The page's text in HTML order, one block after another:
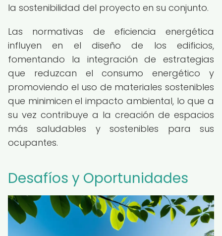
la sostenibilidad del proyecto en su conjunto.
Las normativas de eficiencia energética
influyen en el diseño de los edificios,
fomentando la integración de estrategias
que reduzcan el consumo energético y
promoviendo el uso de materiales sostenibles
que minimicen el impacto ambiental, lo que a
su vez contribuye a la creación de espacios
más saludables y sostenibles para sus
ocupantes.
Desafíos y Oportunidades